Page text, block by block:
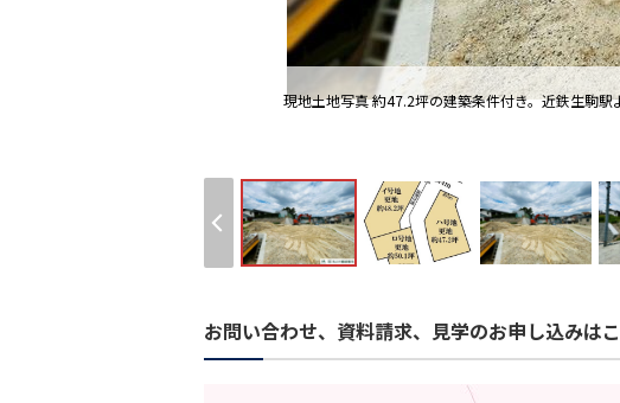
現地土地写真 約47.2坪の建築条件付き。近鉄生駒
お問い合わせ、資料請求、見学のお申し込みは